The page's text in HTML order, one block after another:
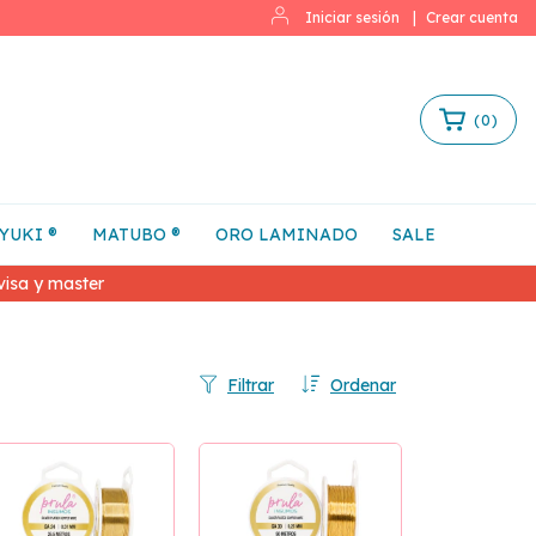
Iniciar sesión Crear cuenta
y master
(0)
® MATUBO ® ORO LAMINADO SALE
Ordenar
Filtrar